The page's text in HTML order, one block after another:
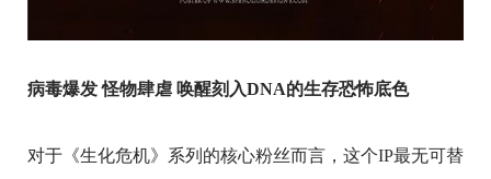
病毒爆发 怪物肆虐 唤醒刻入DNA的生存恐怖底色
对于《生化危机》系列的核心粉丝而言，这个IP最无可替